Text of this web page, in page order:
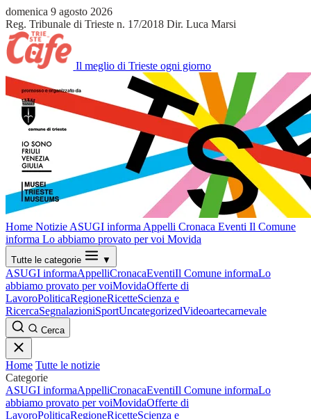
domenica 9 agosto 2026
Reg. Tribunale di Trieste n. 17/2018 Dir. Luca Marsi
Il meglio di Trieste ogni giorno
Home Notizie ASUGI informa Appelli Cronaca Eventi Il Comune
informa Lo abbiamo provato per voi Movida
Tutte le categorie ▼
ASUGI informaAppelliCronacaEventiIl Comune informaLo
abbiamo provato per voiMovidaOfferte di
LavoroPoliticaRegioneRicetteScienza e
RicercaSegnalazioniSportUncategorizedVideoartecarnevale
Cerca
Home Tutte le notizie
Categorie
ASUGI informaAppelliCronacaEventiIl Comune informaLo
abbiamo provato per voiMovidaOfferte di
LavoroPoliticaRegioneRicetteScienza e